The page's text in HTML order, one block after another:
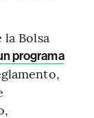
Bolsa
programa